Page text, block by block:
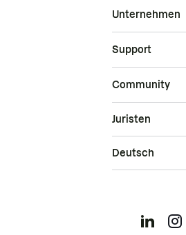
Unternehmen
Support
Community
Juristen
Deutsch